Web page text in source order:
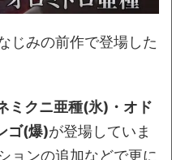
じみの前作で登場した
ミクニ亜種(氷)・オド
ゴ(爆)が登場していま
ョンの追加などで更に